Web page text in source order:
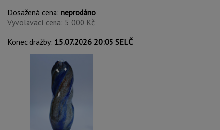
Dosažená cena: neprodáno
Vyvolávací cena: 5 000 Kč
Konec dražby: 15.07.2026 20:05 SELČ